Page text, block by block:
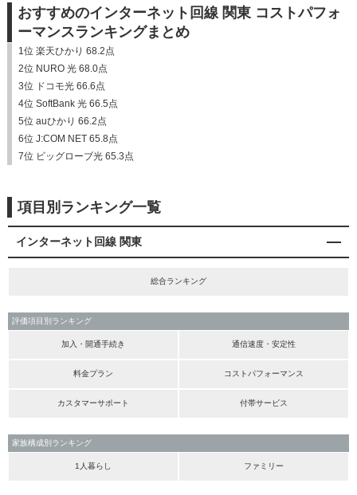
おすすめのインターネット回線 関東 コストパフォ
ーマンスランキングまとめ
1位 楽天ひかり 68.2点
2位 NURO 光 68.0点
3位 ドコモ光 66.6点
4位 SoftBank 光 66.5点
5位 auひかり 66.2点
6位 J:COM NET 65.8点
7位 ビッグローブ光 65.3点
項目別ランキング一覧
インターネット回線 関東
総合ランキング
評価項目別ランキング
加入・開通手続き 通信速度・安定性
料金プラン コストパフォーマンス
カスタマーサポート 付帯サービス
家族構成別ランキング
1人暮らし ファミリー